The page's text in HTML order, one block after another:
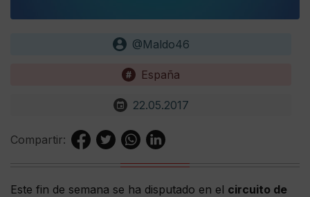
@Maldo46
España
22.05.2017
Compartir:
Este fin de semana se ha disputado en el circuito de